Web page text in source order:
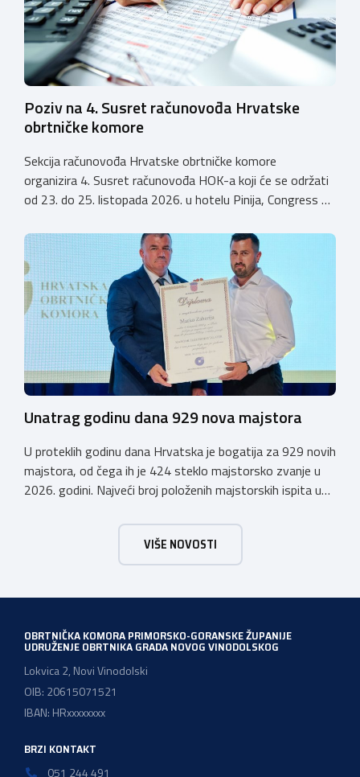
Poziv na 4. Susret računovođa Hrvatske
obrtničke komore
Sekcija računovođa Hrvatske obrtničke komore
organizira 4. Susret računovođa HOK-a koji će se održati
od 23. do 25. listopada 2026. u hotelu Pinija, Congress &
otvoren u petak, 23. listopada 2026. u
poslijepodnevnim, uz uvodno predavanje i pozdrav
domaćina. Tijekom subote, 24. listopada, održavat će se
predavanja, interaktivne radionice te okrugli stolovi na
aktualne teme. […]
Unatrag godinu dana 929 nova majstora
U proteklih godinu dana Hrvatska je bogatija za 929 novih
majstora, od čega ih je 424 steklo majstorsko zvanje u
2026. godini. Najveći broj položenih majstorskih ispita u
majstor elektroinstalater, majstor frizer, majstor
vodoinstalatera, instalatera grijanja i klimatizacije te
majstora automehaničara. Najveći broj navedenih
VIŠE NOVOSTI
OBRTNIČKA KOMORA PRIMORSKO-GORANSKE ŽUPANIJE
UDRUŽENJE OBRTNIKA GRADA NOVOG VINODOLSKOG
Lokvica 2, Novi Vinodolski
OIB: 20615071521
IBAN: HRxxxxxxxx
BRZI KONTAKT
051 244 491